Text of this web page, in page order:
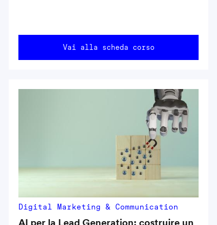
Vai alla scheda corso
Digital Marketing & Communication
AI per la Lead Generation: costruire un